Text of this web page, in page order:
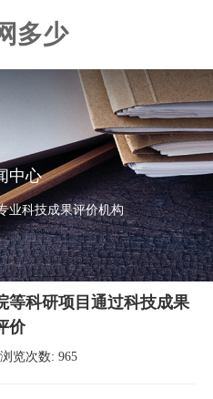
多少
中心
业科技成果评价机构
等科研项目通过科技成果
价
浏览次数: 965